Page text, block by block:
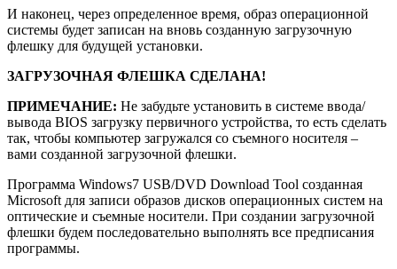
И наконец, через определенное время, образ операционной
системы будет записан на вновь созданную загрузочную
флешку для будущей установки.
ЗАГРУЗОЧНАЯ ФЛЕШКА СДЕЛАНА!
ПРИМЕЧАНИЕ: Не забудьте установить в системе ввода/
вывода BIOS загрузку первичного устройства, то есть сделать
так, чтобы компьютер загружался со съемного носителя –
вами созданной загрузочной флешки.
Программа Windows7 USB/DVD Download Tool созданная
Microsoft для записи образов дисков операционных систем на
оптические и съемные носители. При создании загрузочной
флешки будем последовательно выполнять все предписания
программы.